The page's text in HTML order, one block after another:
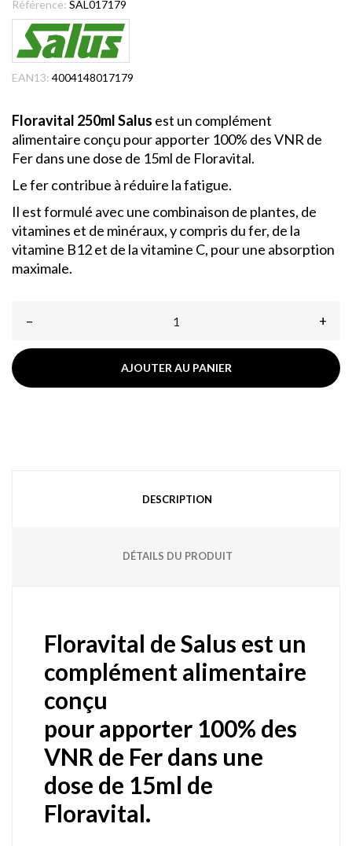
Référence: SAL017179
EAN13: 4004148017179
Floravital 250ml Salus est un complément
alimentaire conçu pour apporter 100% des VNR de
Fer dans une dose de 15ml de Floravital.
Le fer contribue à réduire la fatigue.
Il est formulé avec une combinaison de plantes, de
vitamines et de minéraux, y compris du fer, de la
vitamine B12 et de la vitamine C, pour une absorption
maximale.
– +
AJOUTER AU PANIER
DESCRIPTION
DÉTAILS DU PRODUIT
Floravital de Salus est un
complément alimentaire
conçu
pour apporter 100% des
VNR de Fer dans une
dose de 15ml de
Floravital.